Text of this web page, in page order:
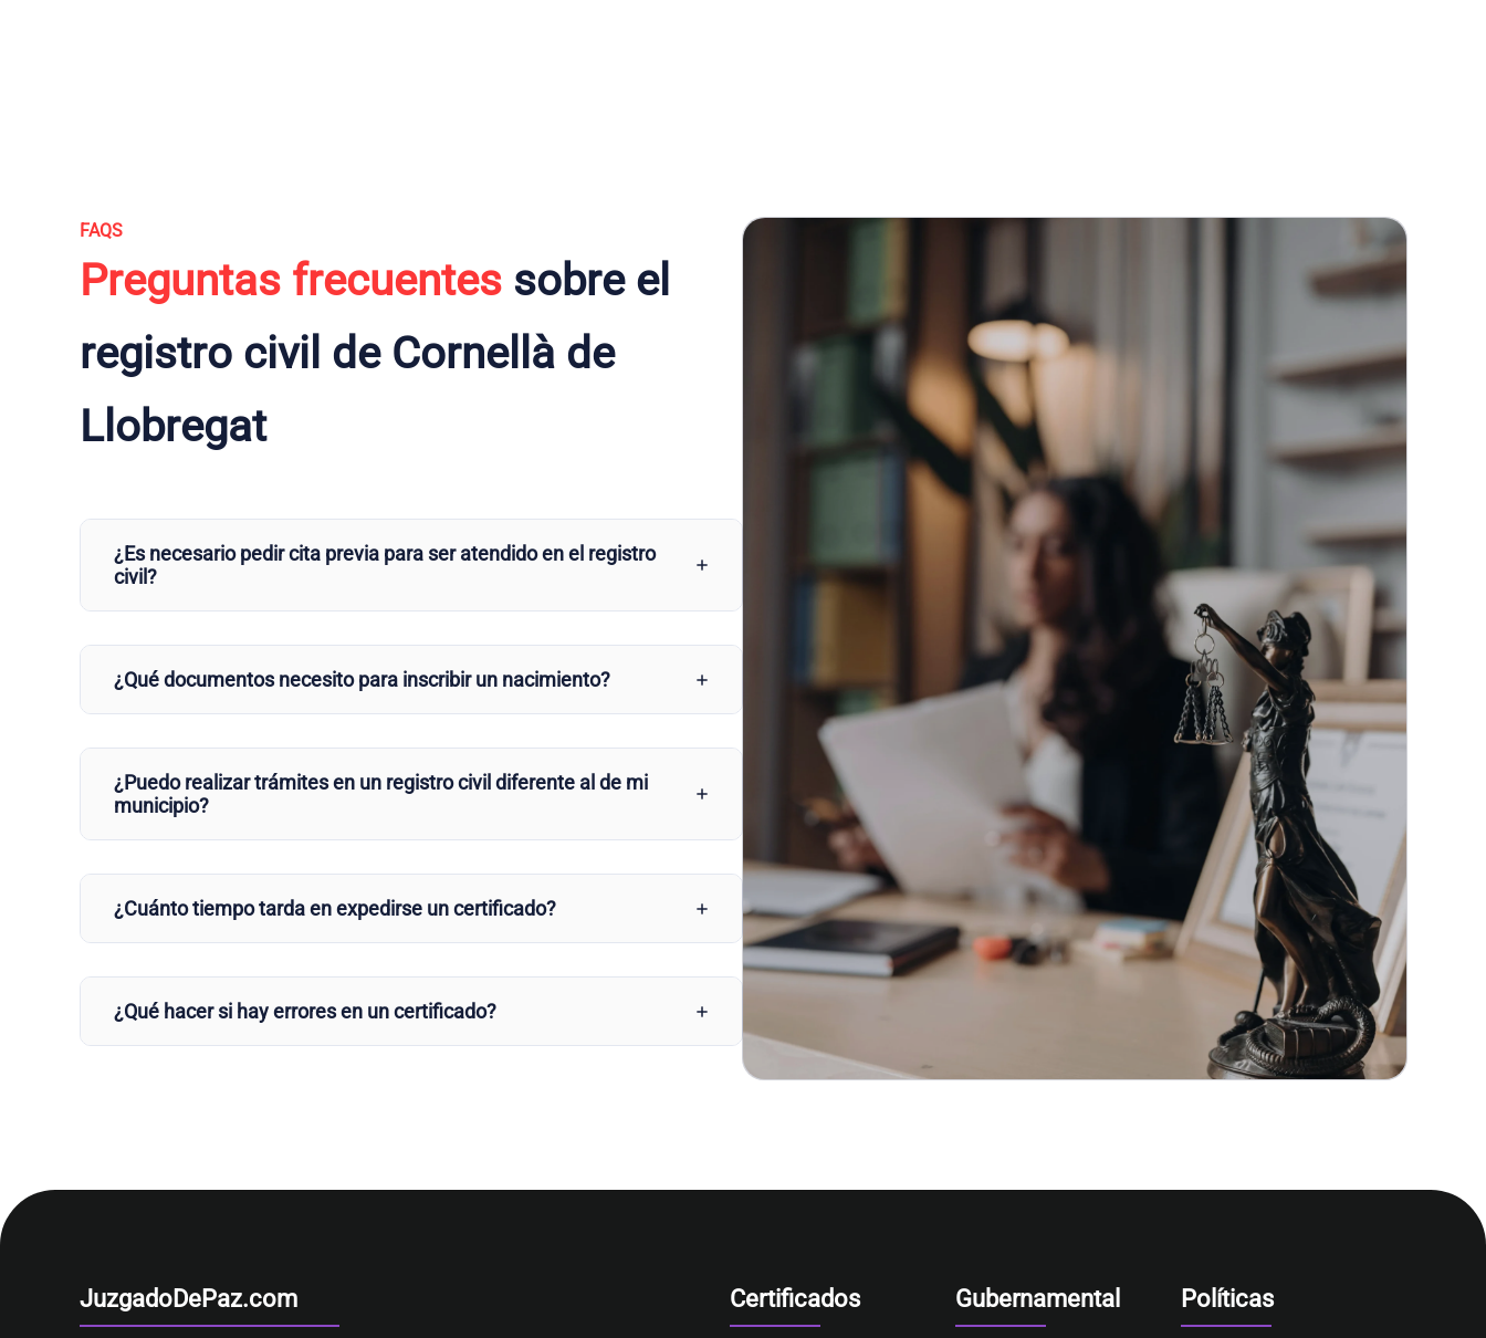
FAQS
Preguntas frecuentes sobre el
registro civil de Cornellà de
Llobregat
¿Es necesario pedir cita previa para ser atendido en el registro
civil?
¿Qué documentos necesito para inscribir un nacimiento?
¿Puedo realizar trámites en un registro civil diferente al de mi
municipio?
¿Cuánto tiempo tarda en expedirse un certificado?
¿Qué hacer si hay errores en un certificado?
JuzgadoDePaz.com Certificados Gubernamental Políticas